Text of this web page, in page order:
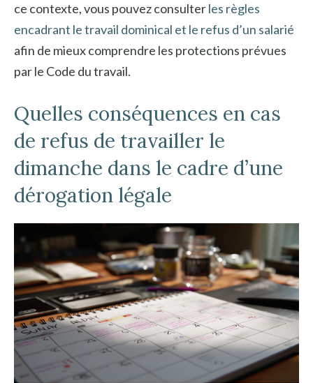
ce contexte, vous pouvez consulterles règles
encadrant le travail dominical et le refus d’un salarié
afin de mieux comprendre les protections prévues
par le Code du travail.
Quelles conséquences en cas
de refus de travailler le
dimanche dans le cadre d’une
dérogation légale